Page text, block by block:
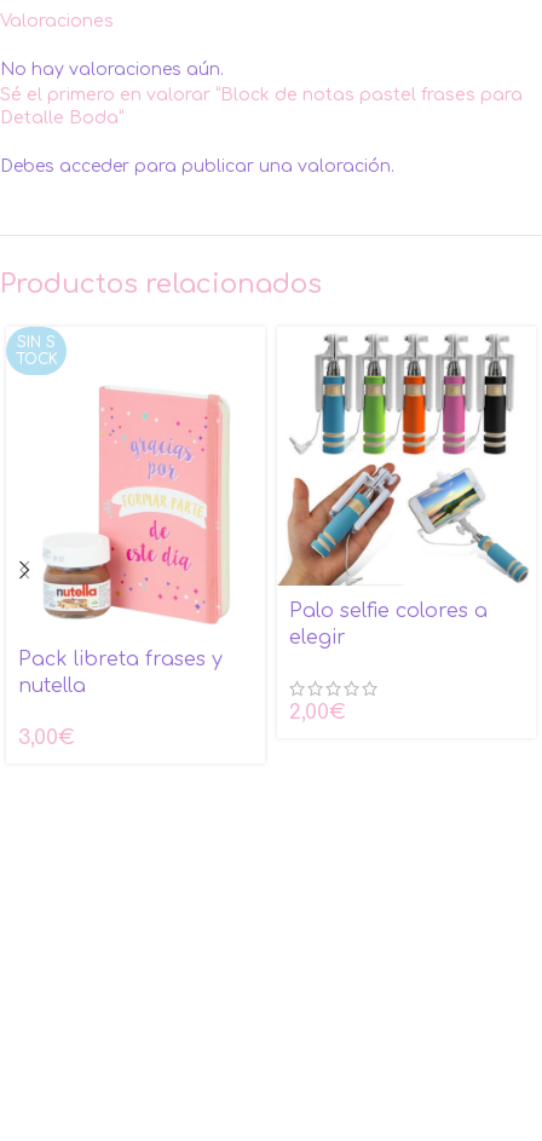
Valoraciones
No hay valoraciones aún.
Sé el primero en valorar “Block de notas pastel frases para
Detalle Boda”
Debes acceder para publicar una valoración.
Productos relacionados
SIN S
TOCK
Pack libreta frases y
nutella
3,00€
Palo selfie colores a
elegir
2,00€